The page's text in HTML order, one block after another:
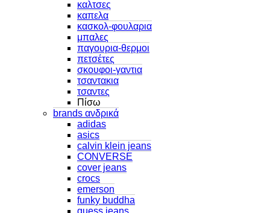
καλτσες
καπελα
κασκολ-φουλαρια
μπαλες
παγουρια-θερμοι
πετσέτες
σκουφοι-γαντια
τσαντακια
τσαντες
Πίσω
brands ανδρικά
adidas
asics
calvin klein jeans
CONVERSE
cover jeans
crocs
emerson
funky buddha